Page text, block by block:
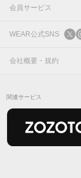
会員サービス
ログイン
新規会員登録
WEAR公式SNS
X
会社概要・規約
関連サービス